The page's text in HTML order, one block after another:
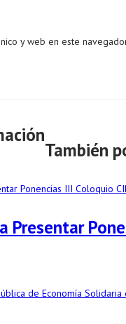
y web en este
También
Presentar